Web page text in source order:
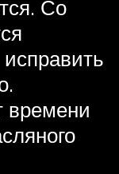
Со
времени